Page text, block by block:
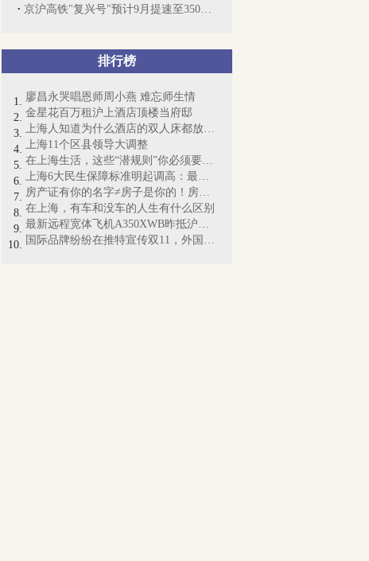
京沪高铁"复兴号"预计9月提速至350公里 ...
排行榜
廖昌永哭唱恩师周小燕 难忘师生情
金星花百万租沪上酒店顶楼当府邸
上海人知道为什么酒店的双人床都放4个枕...
上海11个区县领导大调整
在上海生活，这些“潜规则”你必须要懂！
上海6大民生保障标准明起调高：最低工资...
房产证有你的名字≠房子是你的！房产证即...
在上海，有车和没车的人生有什么区别
最新远程宽体飞机A350XWB昨抵沪：“侬好...
国际品牌纷纷在推特宣传双11，外国网友懵...